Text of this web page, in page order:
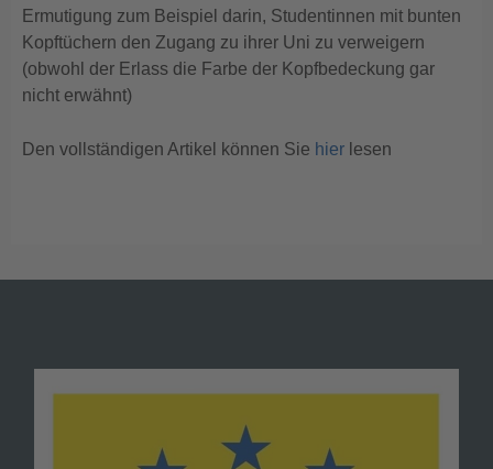
Ermutigung zum Beispiel darin, Studentinnen mit bunten
Kopftüchern den Zugang zu ihrer Uni zu verweigern
(obwohl der Erlass die Farbe der Kopfbedeckung gar
nicht erwähnt)
Den vollständigen Artikel können Sie hier lesen